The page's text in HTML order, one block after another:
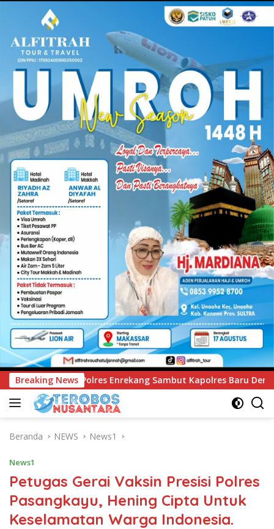
Breaking News
Sambut Kapolres Baru Dengan Tari Paduppa dan Pedang
Beranda NEWS News1
News1
Petugas Gerai Vaksin Presisi Polres
Pasangkayu, Hening Cipta Untuk
Keselamatan Warga Indonesia.